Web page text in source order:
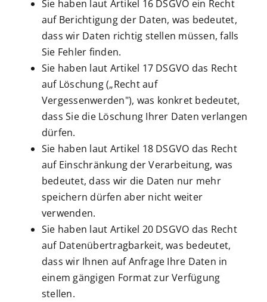
Sie haben laut Artikel 16 DSGVO ein Recht
auf Berichtigung der Daten, was bedeutet,
dass wir Daten richtig stellen müssen, falls
Sie Fehler finden.
Sie haben laut Artikel 17 DSGVO das Recht
auf Löschung („Recht auf
Vergessenwerden"), was konkret bedeutet,
dass Sie die Löschung Ihrer Daten verlangen
dürfen.
Sie haben laut Artikel 18 DSGVO das Recht
auf Einschränkung der Verarbeitung, was
bedeutet, dass wir die Daten nur mehr
speichern dürfen aber nicht weiter
verwenden.
Sie haben laut Artikel 20 DSGVO das Recht
auf Datenübertragbarkeit, was bedeutet,
dass wir Ihnen auf Anfrage Ihre Daten in
einem gängigen Format zur Verfügung
stellen.